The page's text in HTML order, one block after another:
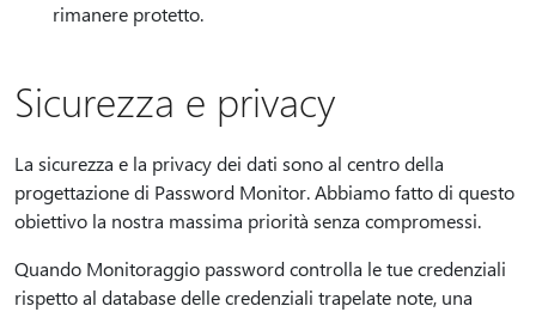
rimanere protetto.
Sicurezza e privacy
La sicurezza e la privacy dei dati sono al centro della
progettazione di Password Monitor. Abbiamo fatto di questo
obiettivo la nostra massima priorità senza compromessi.
Quando Monitoraggio password controlla le tue credenziali
rispetto al database delle credenziali trapelate note, una